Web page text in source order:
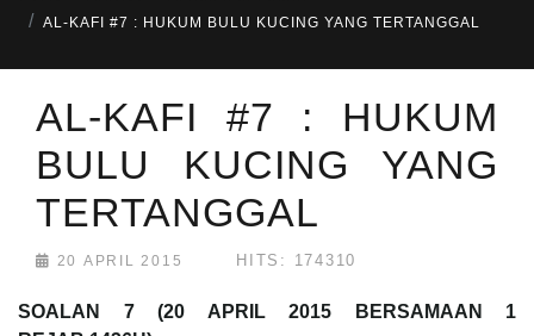
AL-KAFI #7 : HUKUM BULU KUCING YANG TERTANGGAL
AL-KAFI #7 : HUKUM
BULU KUCING YANG
TERTANGGAL
20 APRIL 2015 HITS: 174310
SOALAN 7 (20 APRIL 2015 BERSAMAAN 1